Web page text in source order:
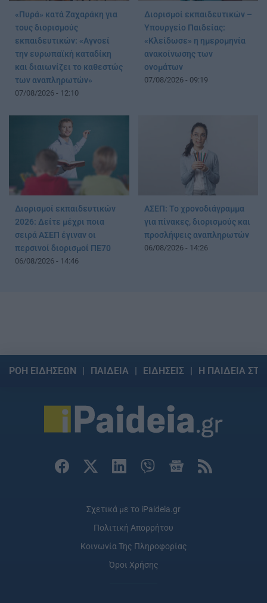
«Πυρά» κατά Ζαχαράκη για
τους διορισμούς
εκπαιδευτικών: «Αγνοεί
την ευρωπαϊκή καταδίκη
και διαιωνίζει το καθεστώς
των αναπληρωτών»
07/08/2026 - 12:10
Διορισμοί εκπαιδευτικών –
Υπουργείο Παιδείας:
«Κλείδωσε» η ημερομηνία
ανακοίνωσης των
ονομάτων
07/08/2026 - 09:19
Διορισμοί εκπαιδευτικών
2026: Δείτε μέχρι ποια
σειρά ΑΣΕΠ έγιναν οι
περσινοί διορισμοί ΠΕ70
06/08/2026 - 14:46
ΑΣΕΠ: Το χρονοδιάγραμμα
για πίνακες, διορισμούς και
προσλήψεις αναπληρωτών
06/08/2026 - 14:26
ΡΟΗ ΕΙΔΗΣΕΩΝ ΠΑΙΔΕΙΑ ΕΙΔΗΣΕΙΣ Η ΠΑΙΔΕΙΑ
Σχετικά με το iPaideia.gr
Πολιτική Απορρήτου
Κοινωνία Της Πληροφορίας
Όροι Χρήσης